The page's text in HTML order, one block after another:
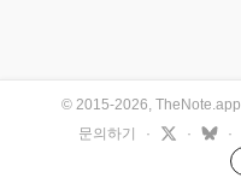
© 2015-2026, TheNote.app
문의하기
· · ·